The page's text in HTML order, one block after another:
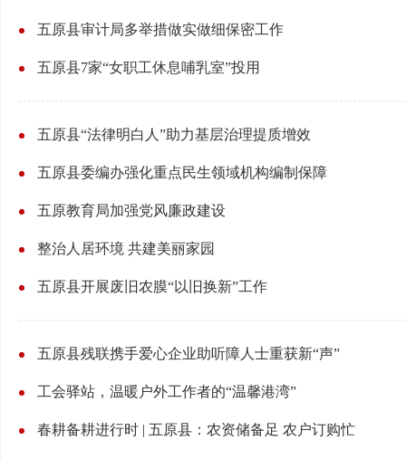
五原县审计局多举措做实做细保密工作
五原县7家“女职工休息哺乳室”投用
五原县“法律明白人”助力基层治理提质增效
五原县委编办强化重点民生领域机构编制保障
五原教育局加强党风廉政建设
整治人居环境 共建美丽家园
五原县开展废旧农膜“以旧换新”工作
五原县残联携手爱心企业助听障人士重获新“声”
工会驿站，温暖户外工作者的“温馨港湾”
春耕备耕进行时 | 五原县：农资储备足 农户订购忙